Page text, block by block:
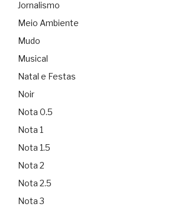
Jornalismo
Meio Ambiente
Mudo
Musical
Natal e Festas
Noir
Nota 0.5
Nota 1
Nota 1.5
Nota 2
Nota 2.5
Nota 3